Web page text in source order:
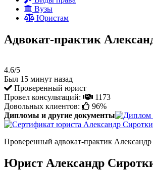
Вузы
Юристам
Адвокат-практик
4.6/5
Был 15 минут назад
Проверенный юрист
Провел консультаций:
1173
Довольных клиентов:
96%
Дипломы и другие документы
Проверенный адвокат-практик
Юрист Александр